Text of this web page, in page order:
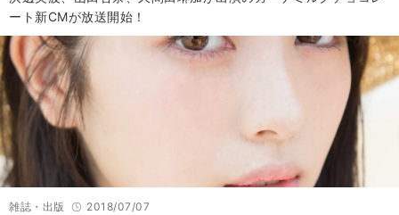
ート新CMが放送開始！
雑誌・出版 2018/07/07